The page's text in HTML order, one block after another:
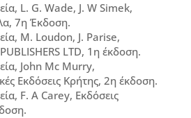
L. G. Wade, J. W Simek,
7η Έκδοση.
M. Loudon, J. Parise,
LTD, 1η έκδοση.
John Mc Murry,
Εκδόσεις Κρήτης, 2η έκδοση.
F. A Carey, Εκδόσεις